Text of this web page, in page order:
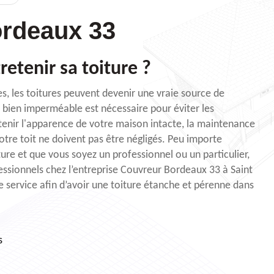
33
sa toiture ?
les toitures peuvent devenir une vraie source de
imperméable est nécessaire pour éviter les
l'apparence de votre maison intacte, la maintenance
toit ne doivent pas être négligés. Peu importe
et que vous soyez un professionnel ou un particulier,
chez l’entreprise Couvreur Bordeaux 33 à Saint
service afin d’avoir une toiture étanche et pérenne dans